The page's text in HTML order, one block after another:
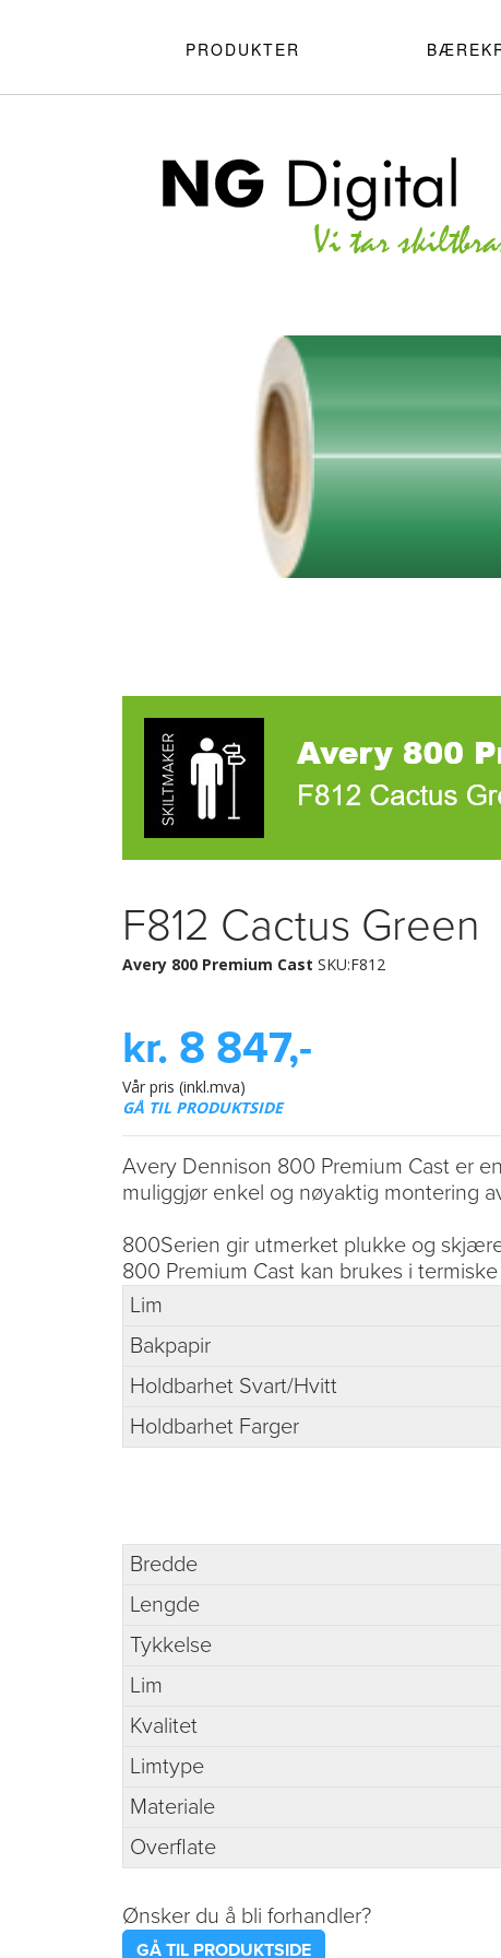
PRODUKTER
F812 Cactus Green
Avery 800 Premium Cast SKU:F812
kr. 8 847,-
Vår pris (inkl.mva)
GÅ TIL PRODUKTSIDE
Avery Dennison 800 Premium Cast er
muliggjør enkel og nøyaktig montering
800Serien gir utmerket plukke og
800 Premium Cast kan brukes i
Lim
Bakpapir
Holdbarhet Svart/Hvitt
Holdbarhet Farger
Bredde
Lengde
Tykkelse
Lim
Kvalitet
Limtype
Materiale
Overflate
Ønsker du å bli forhandler?
GÅ TIL PRODUKTSIDE